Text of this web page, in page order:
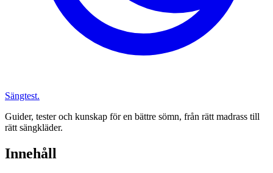
Sängtest.
Guider, tester och kunskap för en bättre sömn, från rätt madrass till
rätt sängkläder.
Innehåll